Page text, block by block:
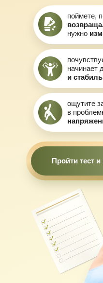
поймете,
нужно
начинает
и
ощутите
в
Пройти тест